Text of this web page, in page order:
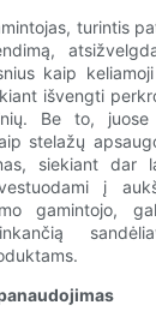
turintis
kaip
išvengti
Be to,
stelažų
siekiant dar
į
gamintojo,